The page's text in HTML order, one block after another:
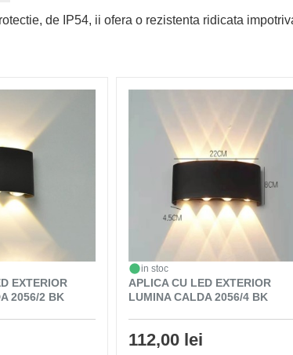
de IP54, ii ofera o rezistenta ridicata
EXTERIOR
2056/2 BK
in stoc
APLICA CU LED EXTERIOR
LUMINA CALDA 2056/4 BK
112,00 lei